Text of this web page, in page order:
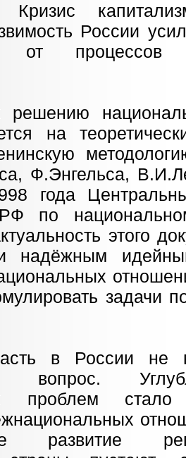
Кризис
России
от процессов
решению
на
Ф.Энгельса,
года
по
этого
надёжным
задачи
в России не
вопрос.
проблем
развитие